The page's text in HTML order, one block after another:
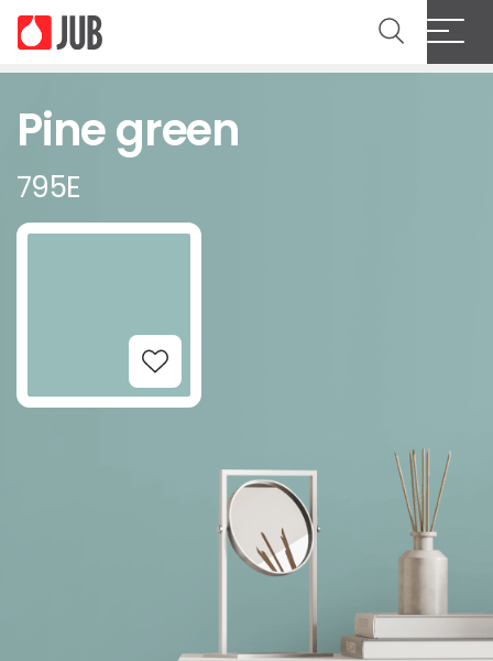
Pine green
795E
Add to Wishlist